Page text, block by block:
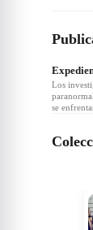
Los
se
las que